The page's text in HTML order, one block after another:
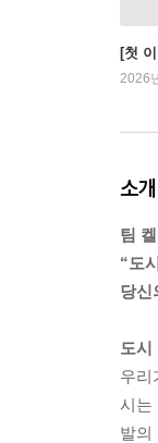
[첫
2026
소개
팀
“도
당신
도시
우리
시는
발의